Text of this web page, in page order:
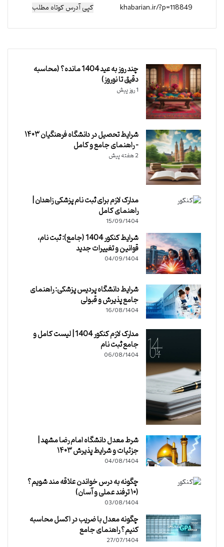
کپی آدرس کوتاه مطلب
چند روز به عید 1404 مانده؟ (محاسبه
دقیق تا نوروز)
1 روز پیش
شرایط تحصیل در دانشگاه فرهنگیان ۱۴۰۳
– راهنمای جامع و کامل
2 هفته پیش
مدارک لازم برای ثبت نام پزشکی زاهدان |
راهنمای کامل
15/09/1404
شرایط کنکور 1404 (جامع): ثبت نام،
قوانین و تغییرات جدید
04/09/1404
شرایط دانشگاه پردیس پزشکی: راهنمای
جامع پذیرش و قبولی
16/08/1404
مدارک لازم کنکور 1404 | لیست کامل و
جامع ثبت نام
06/08/1404
شرط معدل دانشگاه امام رضا مشهد |
جزئیات و شرایط پذیرش ۱۴۰۳
04/08/1404
چگونه به درس خواندن علاقه مند شویم؟
(۱۰ ترفند عملی و آسان)
03/08/1404
چگونه معدل با ضریب در اکسل محاسبه
کنیم؟ راهنمای جامع
27/07/1404